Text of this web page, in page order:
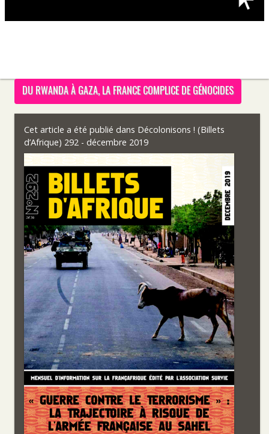
DU RWANDA À GAZA, LA FRANCE COMPLICE DE GÉNOCIDES
Cet article a été publié dans Décolonisons ! (Billets
d’Afrique) 292 - décembre 2019